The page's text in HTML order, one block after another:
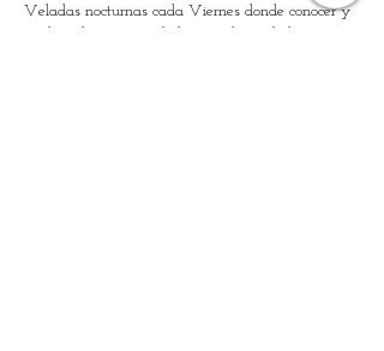
Veladas nocturnas cada Viernes donde conocer y